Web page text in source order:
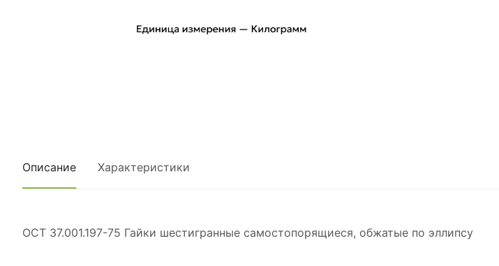
Описание Характеристики
ОСТ 37.001.197-75 Гайки шестигранные самостопорящиеся, обжатые по эллипсу